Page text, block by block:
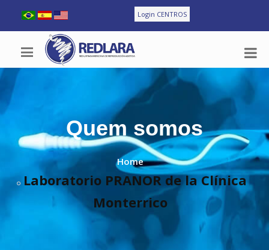
Login CENTROS
Quem somos
Home
Laboratorio PRANOR de la Clínica
Monterrico